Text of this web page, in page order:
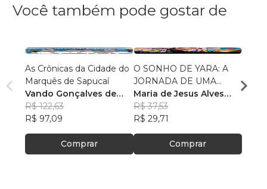
Você também pode gostar de
As Crônicas da Cidade do
Marquês de Sapucaí
Vando Gonçalves de
Araújo
R$ 122,63
R$ 97,09
Comprar
O SONHO DE YARA: A
JORNADA DE UMA
MENINA INDÍGENA
Maria de Jesus Alves
dos Santos
R$ 37,53
R$ 29,71
Comprar
R$